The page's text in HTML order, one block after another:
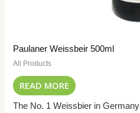
Paulaner Weissbeir 500ml
All Products
READ MORE
The No. 1 Weissbier in Germany